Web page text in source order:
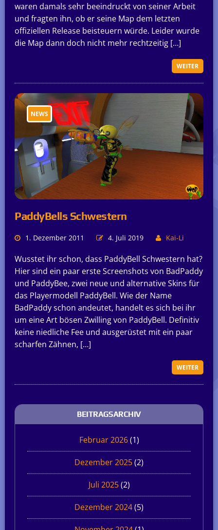
waren damals sehr beeindruckt von seiner Arbeit
und fragten ihn, ob er seine Map dem letzten
offiziellen Release beisteuern würde. Leider wurde
die Map dann doch nicht mehr rechtzeitig […]
WEITER
NEWS
PaddyBells Schwestern
1. Dezember 2011 4. Juli 2019 Kai-Li
Wusstet ihr schon, dass PaddyBell Schwestern hat?
Hier sind ein paar erste Screenshots von BadPaddy
und PaddyBee, zwei neue und alternative Skins für
das Playermodell PaddyBell. Wie der Name
BadPaddy schon andeutet, handelt es sich bei ihr
um eine Art bösen Zwilling von PaddyBell. Definitiv
keine niedliche Fee und ausgerüstet mit ein paar
scharfen Zähnen, […]
WEITER
BEITRAGSARCHIV
Februar 2026(1)
Dezember 2025(2)
Juli 2025(2)
Dezember 2024(5)